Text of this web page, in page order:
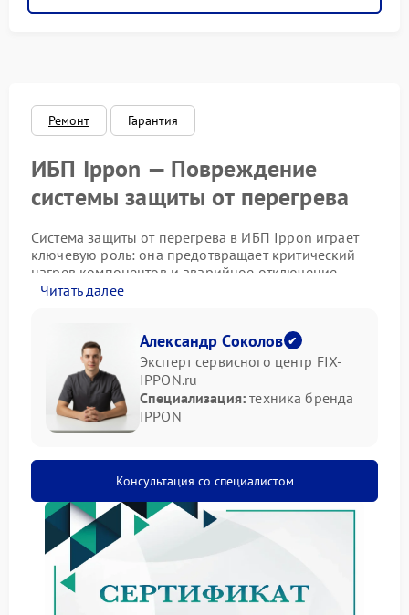
Ремонт Гарантия
ИБП Ippon — Повреждение
системы защиты от перегрева
Система защиты от перегрева в ИБП Ippon играет
ключевую роль: она предотвращает критический
нагрев компонентов и аварийное отключение
устройства. При ее повреждении стабильность
Как распознать неисправность
Понять, что система защиты от перегрева вышла из
строя, помогут следующие признаки:
частое автоматическое отключение ИБП без
срабатывание аварийной сигнализации (если
предусмотрена моделью);
нестабильность выходного напряжения при
длительной работе.
Что можно сделать до
Читать далее
Александр Соколов
Эксперт сервисного центр FIX-
IPPON.ru
Специализация: техника бренда
IPPON
Консультация со специалистом